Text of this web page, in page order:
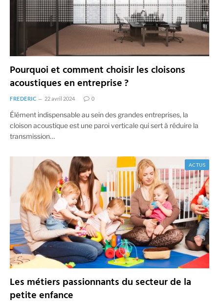
Pourquoi et comment choisir les cloisons
acoustiques en entreprise ?
FREDERIC 22 avril 2024 0
Élément indispensable au sein des grandes entreprises, la
cloison acoustique est une paroi verticale qui sert à réduire la
transmission…
ACTUS
Les métiers passionnants du secteur de la
petite enfance